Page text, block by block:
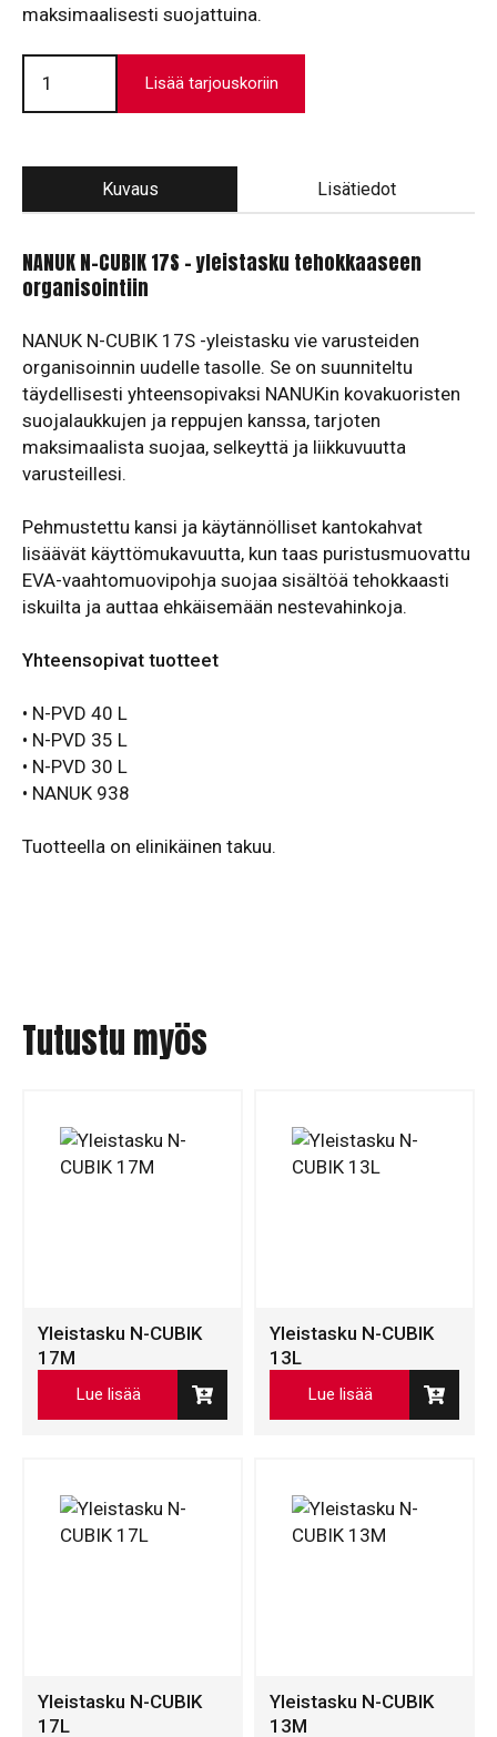
maksimaalisesti suojattuina.
Yleistasku
CUBIK
17S
Lisää tarjouskoriin
Kuvaus Lisätiedot
NANUK N-CUBIK 17S – yleistasku tehokkaaseen
organisointiin
NANUK N-CUBIK 17S -yleistasku vie varusteiden
organisoinnin uudelle tasolle. Se on suunniteltu
täydellisesti yhteensopivaksi NANUKin kovakuoristen
suojalaukkujen ja reppujen kanssa, tarjoten
maksimaalista suojaa, selkeyttä ja liikkuvuutta
varusteillesi.
Pehmustettu kansi ja käytännölliset kantokahvat
lisäävät käyttömukavuutta, kun taas puristusmuovattu
EVA-vaahtomuovipohja suojaa sisältöä tehokkaasti
iskuilta ja auttaa ehkäisemään nestevahinkoja.
Yhteensopivat tuotteet
• N-PVD 40 L
• N-PVD 35 L
• N-PVD 30 L
• NANUK 938
Tuotteella on elinikäinen takuu.
Tutustu myös
Yleistasku N-CUBIK
17M
Lue lisää
Yleistasku N-CUBIK
13L
Lue lisää
Yleistasku N-CUBIK
17L
Yleistasku N-CUBIK
13M